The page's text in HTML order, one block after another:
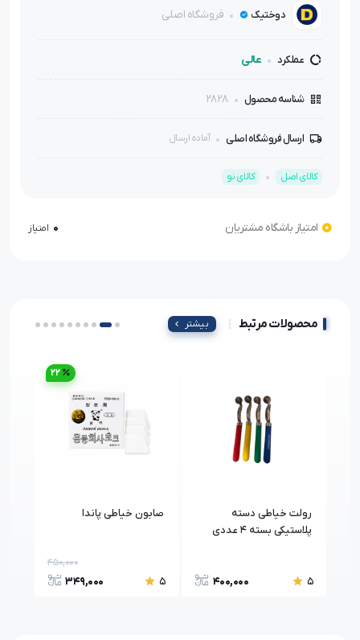
دوختیک فروشگاه اصلی
عملکرد عالی
شناسه محصول 2828
ارسال فروشگاه اصلی آماده ارسال
کالای اصل کالای نو
امتیاز باشگاه مشتریان 0 امتیاز
محصولات مرتبط بیشتر
رولت خیاطی دسته
پلاستیکی بسته 4 عددی
5
400,000
صابون خیاطی پاندا
5
450,000
349,000
22